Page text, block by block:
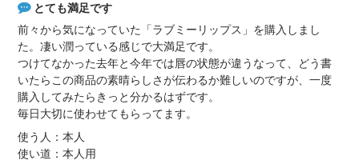
とても満足です
前々から気になっていた「ラブミーリップス」を購入しまし
た。凄い潤っている感じで大満足です。
つけてなかった去年と今年では唇の状態が違うなって、どう書
いたらこの商品の素晴らしさが伝わるか難しいのですが、一度
購入してみたらきっと分かるはずです。
毎日大切に使わせてもらってます。
使う人：本人
使い道：本人用